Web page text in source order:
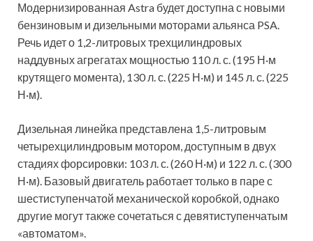
Модернизированная Astra будет доступна с новыми
бензиновым и дизельными моторами альянса PSA.
Речь идет о 1,2-литровых трехцилиндровых
наддувных агрегатах мощностью 110 л. с. (195 Н·м
крутящего момента), 130 л. с. (225 Н·м) и 145 л. с. (225
Н·м).
Дизельная линейка представлена 1,5-литровым
четырехцилиндровым мотором, доступным в двух
стадиях форсировки: 103 л. с. (260 Н·м) и 122 л. с. (300
Н·м). Базовый двигатель работает только в паре с
шестиступенчатой механической коробкой, однако
другие могут также сочетаться с девятиступенчатым
«автоматом».